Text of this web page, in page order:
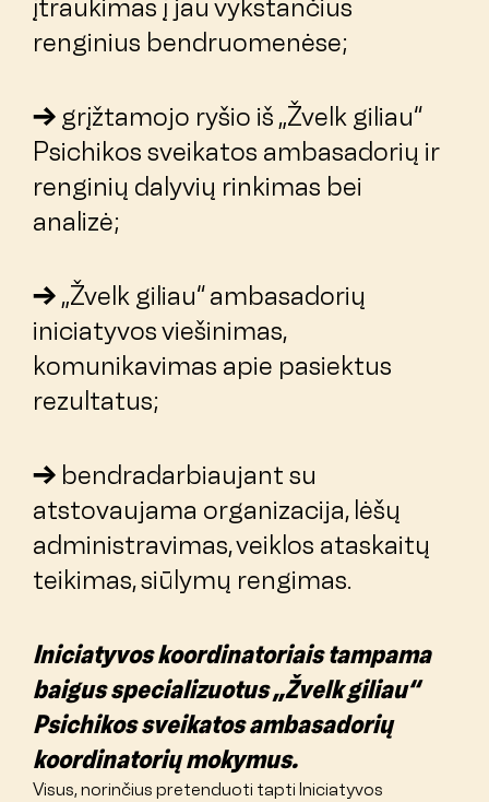
įtraukimas į jau vykstančius
renginius bendruomenėse;
grįžtamojo ryšio iš „Žvelk giliau“
Psichikos sveikatos ambasadorių ir
renginių dalyvių rinkimas bei
analizė;
„Žvelk giliau“ ambasadorių
iniciatyvos viešinimas,
komunikavimas apie pasiektus
rezultatus;
bendradarbiaujant su
atstovaujama organizacija, lėšų
administravimas, veiklos ataskaitų
teikimas, siūlymų rengimas.
Iniciatyvos koordinatoriais tampama
baigus specializuotus „Žvelk giliau“
Psichikos sveikatos ambasadorių
koordinatorių mokymus.
Visus, norinčius pretenduoti tapti Iniciatyvos